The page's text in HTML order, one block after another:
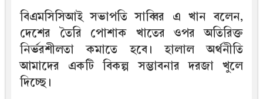
বিএমসিসিআই সভাপতি সাব্বির এ খান বলেন,
দেশের তৈরি পোশাক খাতের ওপর অতিরিক্ত
নির্ভরশীলতা কমাতে হবে। হালাল অর্থনীতি
আমাদের একটি বিকল্প সম্ভাবনার দরজা খুলে
দিচ্ছে।